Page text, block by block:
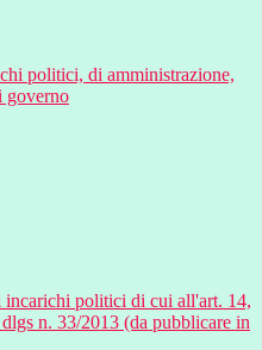
politici, di amministrazione,
governo
incarichi politici di cui all'art. 14,
n. 33/2013 (da pubblicare in